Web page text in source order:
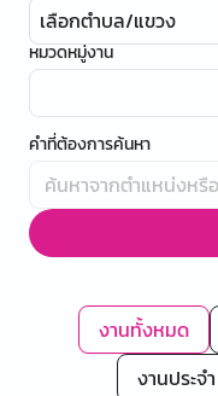
เลือกตำบล/แขวง
หมวดหมู่งาน
คำที่ต้องการค้นหา
งานทั้งหมด
งานประจำ